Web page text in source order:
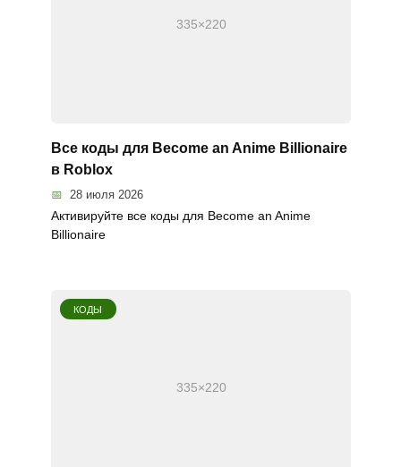
Все коды для Become an Anime Billionaire
в Roblox
28 июля 2026
Активируйте все коды для Become an Anime
Billionaire
КОДЫ